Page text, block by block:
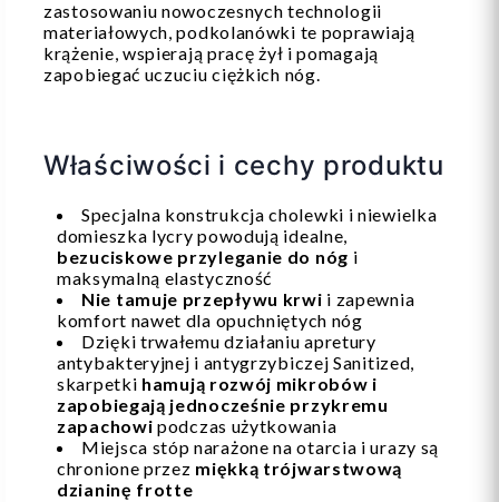
zastosowaniu nowoczesnych technologii
materiałowych, podkolanówki te poprawiają
krążenie, wspierają pracę żył i pomagają
zapobiegać uczuciu ciężkich nóg.
Właściwości i cechy produktu
Specjalna konstrukcja cholewki i niewielka
domieszka lycry powodują idealne,
bezuciskowe przyleganie do nóg i
maksymalną elastyczność
Nie tamuje przepływu krwi i zapewnia
komfort nawet dla opuchniętych nóg
Dzięki trwałemu działaniu apretury
antybakteryjnej i antygrzybiczej Sanitized,
skarpetki hamują rozwój mikrobów i
zapobiegają jednocześnie przykremu
zapachowi podczas użytkowania
Miejsca stóp narażone na otarcia i urazy są
chronione przez miękką trójwarstwową
dzianinę frotte